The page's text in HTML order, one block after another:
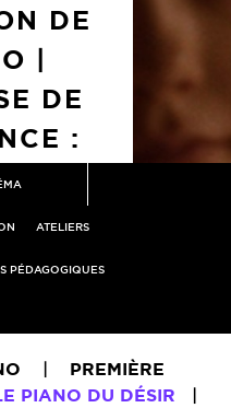
IMAGES
DE
|
DE
:
DU
ATELIERS
PÉDAGOGIQUES
|
PREMIÈRE
PIANO DU DÉSIR
|